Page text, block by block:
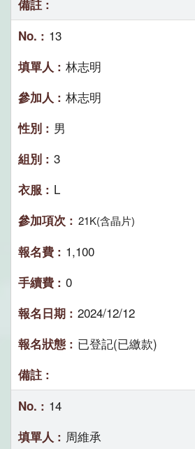
13
林志明
林志明
男
3
L
21K(含晶片)
1,100
0
2024/12/12
已登記(已繳款)
14
周維承